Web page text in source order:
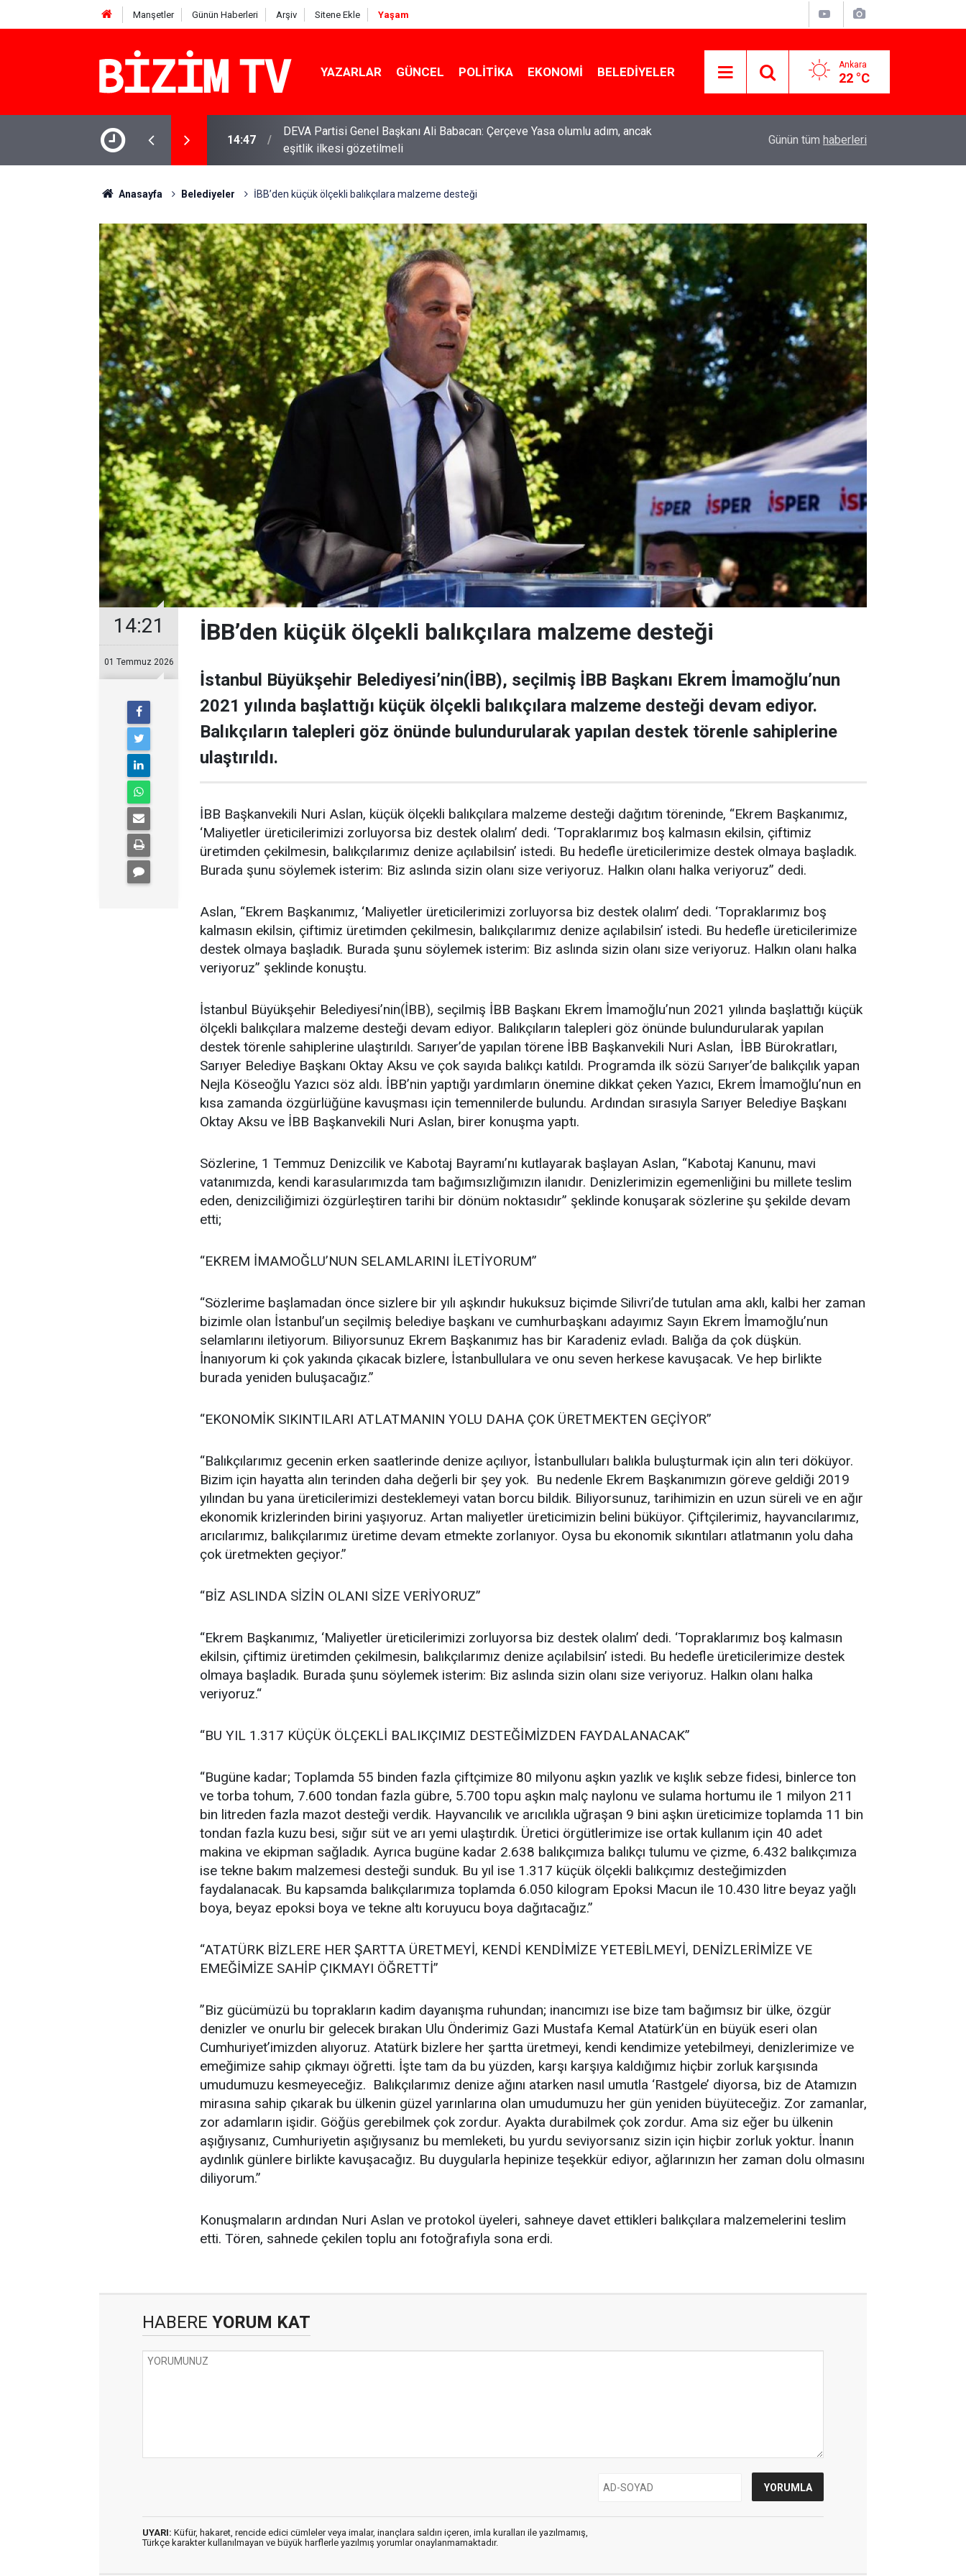
Manşetler Günün Haberleri Arşiv Sitene Ekle Yaşam
YAZARLAR GÜNCEL POLITIKA EKONOMI BELEDIYELER Ankara
22 °C
Çerçeve Yasa olumlu adım, ancak
11:51
YENİ Parti Genel Başkanı Özgür Özel: “Şehit ailelerinin, gazilerin yanına
varamayacağımız, gözüne bakamayacağımız işlerin içinde olmayız”
operasyon geliyor!
Günün tüm haberleri
Anasayfa Belediyeler İBB’den küçük ölçekli balıkçılara malzeme desteği
14:21
01 Temmuz 2026
İBB’den küçük ölçekli balıkçılara malzeme desteği
İstanbul Büyükşehir Belediyesi’nin(İBB), seçilmiş İBB Başkanı Ekrem İmamoğlu’nun
2021 yılında başlattığı küçük ölçekli balıkçılara malzeme desteği devam ediyor.
Balıkçıların talepleri göz önünde bulundurularak yapılan destek törenle sahiplerine
ulaştırıldı.
İBB Başkanvekili Nuri Aslan, küçük ölçekli balıkçılara malzeme desteği dağıtım töreninde, “Ekrem Başkanımız,
‘Maliyetler üreticilerimizi zorluyorsa biz destek olalım’ dedi. ‘Topraklarımız boş kalmasın ekilsin, çiftimiz
üretimden çekilmesin, balıkçılarımız denize açılabilsin’ istedi. Bu hedefle üreticilerimize destek olmaya başladık.
Burada şunu söylemek isterim: Biz aslında sizin olanı size veriyoruz. Halkın olanı halka veriyoruz” dedi.
Aslan, “Ekrem Başkanımız, ‘Maliyetler üreticilerimizi zorluyorsa biz destek olalım’ dedi. ‘Topraklarımız boş
kalmasın ekilsin, çiftimiz üretimden çekilmesin, balıkçılarımız denize açılabilsin’ istedi. Bu hedefle üreticilerimize
destek olmaya başladık. Burada şunu söylemek isterim: Biz aslında sizin olanı size veriyoruz. Halkın olanı halka
veriyoruz” şeklinde konuştu.
İstanbul Büyükşehir Belediyesi’nin(İBB), seçilmiş İBB Başkanı Ekrem İmamoğlu’nun 2021 yılında başlattığı küçük
ölçekli balıkçılara malzeme desteği devam ediyor. Balıkçıların talepleri göz önünde bulundurularak yapılan
destek törenle sahiplerine ulaştırıldı. Sarıyer’de yapılan törene İBB Başkanvekili Nuri Aslan, İBB Bürokratları,
Sarıyer Belediye Başkanı Oktay Aksu ve çok sayıda balıkçı katıldı. Programda ilk sözü Sarıyer’de balıkçılık yapan
Nejla Köseoğlu Yazıcı söz aldı. İBB’nin yaptığı yardımların önemine dikkat çeken Yazıcı, Ekrem İmamoğlu’nun en
kısa zamanda özgürlüğüne kavuşması için temennilerde bulundu. Ardından sırasıyla Sarıyer Belediye Başkanı
Oktay Aksu ve İBB Başkanvekili Nuri Aslan, birer konuşma yaptı.
Sözlerine, 1 Temmuz Denizcilik ve Kabotaj Bayramı’nı kutlayarak başlayan Aslan, “Kabotaj Kanunu, mavi
vatanımızda, kendi karasularımızda tam bağımsızlığımızın ilanıdır. Denizlerimizin egemenliğini bu millete teslim
eden, denizciliğimizi özgürleştiren tarihi bir dönüm noktasıdır” şeklinde konuşarak sözlerine şu şekilde devam
etti;
“EKREM İMAMOĞLU’NUN SELAMLARINI İLETİYORUM”
“Sözlerime başlamadan önce sizlere bir yılı aşkındır hukuksuz biçimde Silivri’de tutulan ama aklı, kalbi her zaman
bizimle olan İstanbul’un seçilmiş belediye başkanı ve cumhurbaşkanı adayımız Sayın Ekrem İmamoğlu’nun
selamlarını iletiyorum. Biliyorsunuz Ekrem Başkanımız has bir Karadeniz evladı. Balığa da çok düşkün.
İnanıyorum ki çok yakında çıkacak bizlere, İstanbullulara ve onu seven herkese kavuşacak. Ve hep birlikte
burada yeniden buluşacağız.”
“EKONOMİK SIKINTILARI ATLATMANIN YOLU DAHA ÇOK ÜRETMEKTEN GEÇİYOR”
“Balıkçılarımız gecenin erken saatlerinde denize açılıyor, İstanbulluları balıkla buluşturmak için alın teri döküyor.
Bizim için hayatta alın terinden daha değerli bir şey yok. Bu nedenle Ekrem Başkanımızın göreve geldiği 2019
yılından bu yana üreticilerimizi desteklemeyi vatan borcu bildik. Biliyorsunuz, tarihimizin en uzun süreli ve en ağır
ekonomik krizlerinden birini yaşıyoruz. Artan maliyetler üreticimizin belini büküyor. Çiftçilerimiz, hayvancılarımız,
arıcılarımız, balıkçılarımız üretime devam etmekte zorlanıyor. Oysa bu ekonomik sıkıntıları atlatmanın yolu daha
çok üretmekten geçiyor.”
“BİZ ASLINDA SİZİN OLANI SİZE VERİYORUZ”
“Ekrem Başkanımız, ‘Maliyetler üreticilerimizi zorluyorsa biz destek olalım’ dedi. ‘Topraklarımız boş kalmasın
ekilsin, çiftimiz üretimden çekilmesin, balıkçılarımız denize açılabilsin’ istedi. Bu hedefle üreticilerimize destek
olmaya başladık. Burada şunu söylemek isterim: Biz aslında sizin olanı size veriyoruz. Halkın olanı halka
veriyoruz.“
“BU YIL 1.317 KÜÇÜK ÖLÇEKLİ BALIKÇIMIZ DESTEĞİMİZDEN FAYDALANACAK”
“Bugüne kadar; Toplamda 55 binden fazla çiftçimize 80 milyonu aşkın yazlık ve kışlık sebze fidesi, binlerce ton
ve torba tohum, 7.600 tondan fazla gübre, 5.700 topu aşkın malç naylonu ve sulama hortumu ile 1 milyon 211
bin litreden fazla mazot desteği verdik. Hayvancılık ve arıcılıkla uğraşan 9 bini aşkın üreticimize toplamda 11 bin
tondan fazla kuzu besi, sığır süt ve arı yemi ulaştırdık. Üretici örgütlerimize ise ortak kullanım için 40 adet
makina ve ekipman sağladık. Ayrıca bugüne kadar 2.638 balıkçımıza balıkçı tulumu ve çizme, 6.432 balıkçımıza
ise tekne bakım malzemesi desteği sunduk. Bu yıl ise 1.317 küçük ölçekli balıkçımız desteğimizden
faydalanacak. Bu kapsamda balıkçılarımıza toplamda 6.050 kilogram Epoksi Macun ile 10.430 litre beyaz yağlı
boya, beyaz epoksi boya ve tekne altı koruyucu boya dağıtacağız.”
“ATATÜRK BİZLERE HER ŞARTTA ÜRETMEYİ, KENDİ KENDİMİZE YETEBİLMEYİ, DENİZLERİMİZE VE
EMEĞİMİZE SAHİP ÇIKMAYI ÖĞRETTİ”
”Biz gücümüzü bu toprakların kadim dayanışma ruhundan; inancımızı ise bize tam bağımsız bir ülke, özgür
denizler ve onurlu bir gelecek bırakan Ulu Önderimiz Gazi Mustafa Kemal Atatürk’ün en büyük eseri olan
Cumhuriyet’imizden alıyoruz. Atatürk bizlere her şartta üretmeyi, kendi kendimize yetebilmeyi, denizlerimize ve
emeğimize sahip çıkmayı öğretti. İşte tam da bu yüzden, karşı karşıya kaldığımız hiçbir zorluk karşısında
umudumuzu kesmeyeceğiz. Balıkçılarımız denize ağını atarken nasıl umutla ‘Rastgele’ diyorsa, biz de Atamızın
mirasına sahip çıkarak bu ülkenin güzel yarınlarına olan umudumuzu her gün yeniden büyüteceğiz. Zor zamanlar,
zor adamların işidir. Göğüs gerebilmek çok zordur. Ayakta durabilmek çok zordur. Ama siz eğer bu ülkenin
aşığıysanız, Cumhuriyetin aşığıysanız bu memleketi, bu yurdu seviyorsanız sizin için hiçbir zorluk yoktur. İnanın
aydınlık günlere birlikte kavuşacağız. Bu duygularla hepinize teşekkür ediyor, ağlarınızın her zaman dolu olmasını
diliyorum.”
Konuşmaların ardından Nuri Aslan ve protokol üyeleri, sahneye davet ettikleri balıkçılara malzemelerini teslim
etti. Tören, sahnede çekilen toplu anı fotoğrafıyla sona erdi.
HABERE YORUM KAT
UYARI: Küfür, hakaret, rencide edici cümleler veya imalar, inançlara saldırı içeren, imla kuralları ile yazılmamış,
Türkçe karakter kullanılmayan ve büyük harflerle yazılmış yorumlar onaylanmamaktadır.